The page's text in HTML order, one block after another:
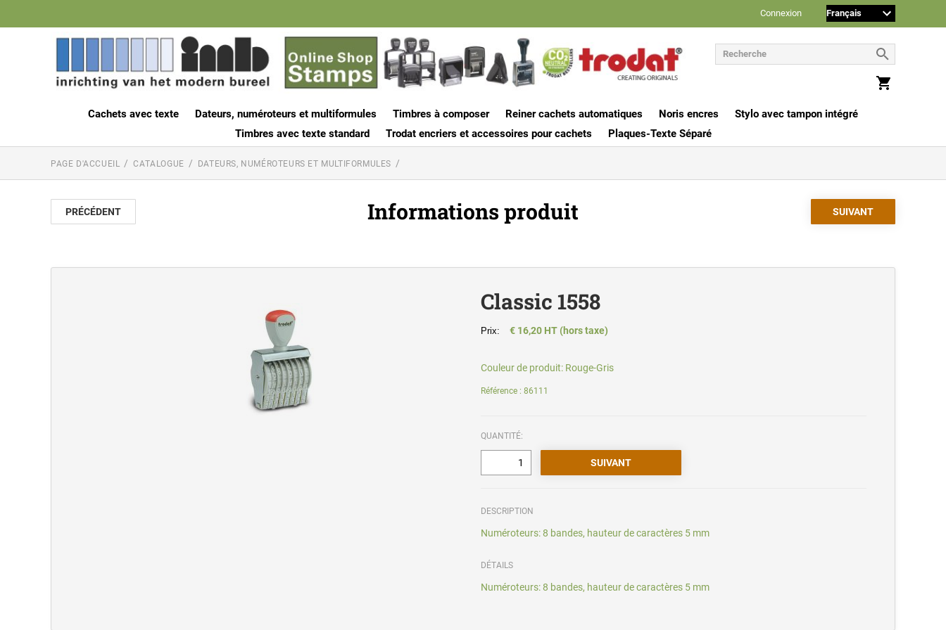
Connexion
Cachets avec texte Dateurs, numéroteurs et multiformules Timbres à composer Reiner cachets automatiques Noris encres
Stylo avec tampon intégré
Timbres avec texte standard
Trodat encriers et accessoires pour cachets Plaques-Texte Séparé
PAGE D'ACCUEIL CATALOGUE DATEURS, NUMÉROTEURS ET MULTIFORMULES
PRÉCÉDENT Informations produit
Classic 1558
Prix: € 16,20 HT (hors taxe)
Couleur de produit: Rouge-Gris
Référence : 86111
QUANTITÉ:
DESCRIPTION
Numéroteurs: 8 bandes, hauteur de caractères 5 mm
DÉTAILS
Numéroteurs: 8 bandes, hauteur de caractères 5 mm